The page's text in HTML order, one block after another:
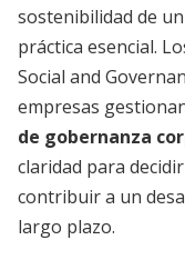
sostenibilidad de
práctica esencial.
Social and
empresas
de gobernanza
claridad para
contribuir a un
largo plazo.